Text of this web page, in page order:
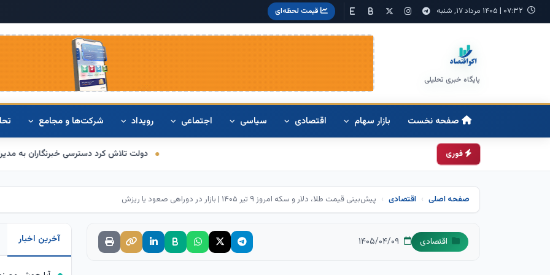
۰۷:۳۲ | ۱۴۰۵ مرداد ۱۷, شنبه قیمت لحظه‌ای
پایگاه خبری تحلیلی
صفحه نخست بازار سهام اقتصادی سیاسی اجتماعی رویداد شرکت‌ها و مجامع
فوری دولت تلاش کرد دسترسی خبرنگاران به مدیران و اطلاعات را
صفحه اصلی اقتصادی پیش‌بینی قیمت طلا، دلار و سکه امروز ۹ تیر ۱۴۰۵ | بازار در دوراهی صعود یا ریزش
اقتصادی آخرین اخبار